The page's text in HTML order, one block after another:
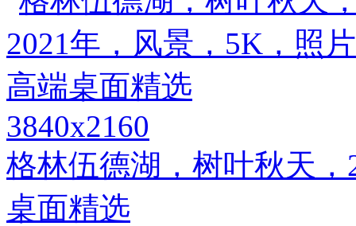
3840x2160
格林伍德湖，树叶秋天
桌面精选